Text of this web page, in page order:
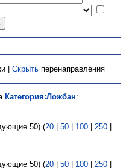
|Скрыть перенаправления
Категория:Ложбан:
50) (20| 50| 100| 250|
50) (20| 50| 100| 250|